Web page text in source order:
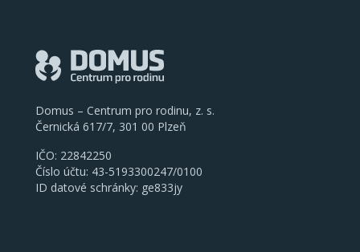
Domus – Centrum pro rodinu, z. s.
Černická 617/7, 301 00 Plzeň
IČO: 22842250
Číslo účtu: 43-5193300247/0100
ID datové schránky: ge833jy